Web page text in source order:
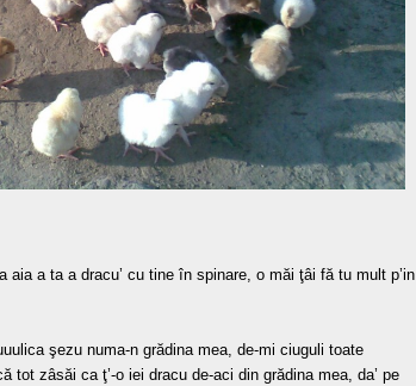
aia a ta a dracu’ cu tine în spinare, o măi ţâi fă tu mult p’in
şezu numa-n grădina mea, de-mi ciuguli toate
tot zâsăi ca ţ’-o iei dracu de-aci din grădina mea, da’ pe